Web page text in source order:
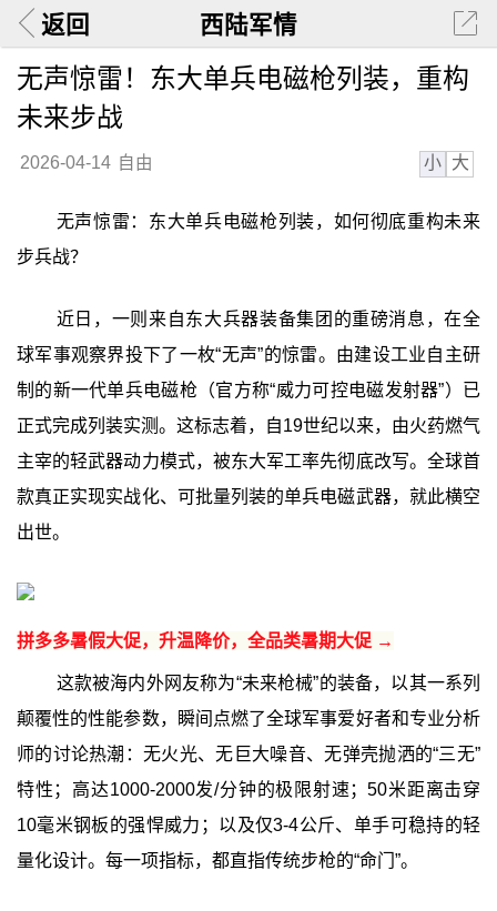
返回 西陆军情
无声惊雷！东大单兵电磁枪列装，重构
未来步战
2026-04-14 自由 小 大
无声惊雷：东大单兵电磁枪列装，如何彻底重构未来
步兵战？
近日，一则来自东大兵器装备集团的重磅消息，在全
球军事观察界投下了一枚“无声”的惊雷。由建设工业自主研
制的新一代单兵电磁枪（官方称“威力可控电磁发射器”）已
正式完成列装实测。这标志着，自19世纪以来，由火药燃气
主宰的轻武器动力模式，被东大军工率先彻底改写。全球首
款真正实现实战化、可批量列装的单兵电磁武器，就此横空
出世。
拼多多暑假大促，升温降价，全品类暑期大促 →
这款被海内外网友称为“未来枪械”的装备，以其一系列
颠覆性的性能参数，瞬间点燃了全球军事爱好者和专业分析
师的讨论热潮：无火光、无巨大噪音、无弹壳抛洒的“三无”
特性；高达1000-2000发/分钟的极限射速；50米距离击穿
10毫米钢板的强悍威力；以及仅3-4公斤、单手可稳持的轻
量化设计。每一项指标，都直指传统步枪的“命门”。